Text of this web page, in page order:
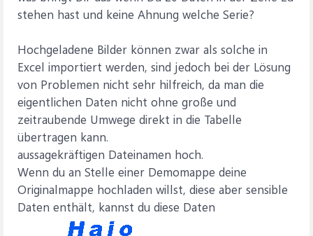
stehen hast und keine Ahnung welche Serie?
Hochgeladene Bilder können zwar als solche in
Excel importiert werden, sind jedoch bei der Lösung
von Problemen nicht sehr hilfreich, da man die
eigentlichen Daten nicht ohne große und
zeitraubende Umwege direkt in die Tabelle
übertragen kann.
aussagekräftigen Dateinamen hoch.
Wenn du an Stelle einer Demomappe deine
Originalmappe hochladen willst, diese aber sensible
Daten enthält, kannst du diese Daten